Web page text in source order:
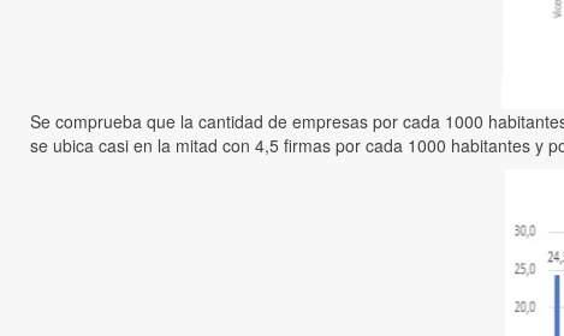
Se comprueba que la cantidad de empresas por cada 1000
se ubica casi en la mitad con 4,5 firmas por cada 1000 habitantes y